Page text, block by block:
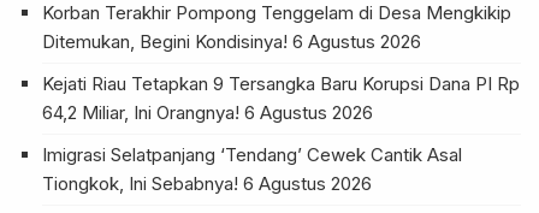
Korban Terakhir Pompong Tenggelam di Desa Mengkikip
Ditemukan, Begini Kondisinya! 6 Agustus 2026
Kejati Riau Tetapkan 9 Tersangka Baru Korupsi Dana PI Rp
64,2 Miliar, Ini Orangnya! 6 Agustus 2026
Imigrasi Selatpanjang ‘Tendang’ Cewek Cantik Asal
Tiongkok, Ini Sebabnya! 6 Agustus 2026